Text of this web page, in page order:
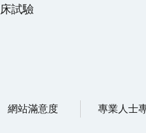
試驗
網站滿意度 專業人士